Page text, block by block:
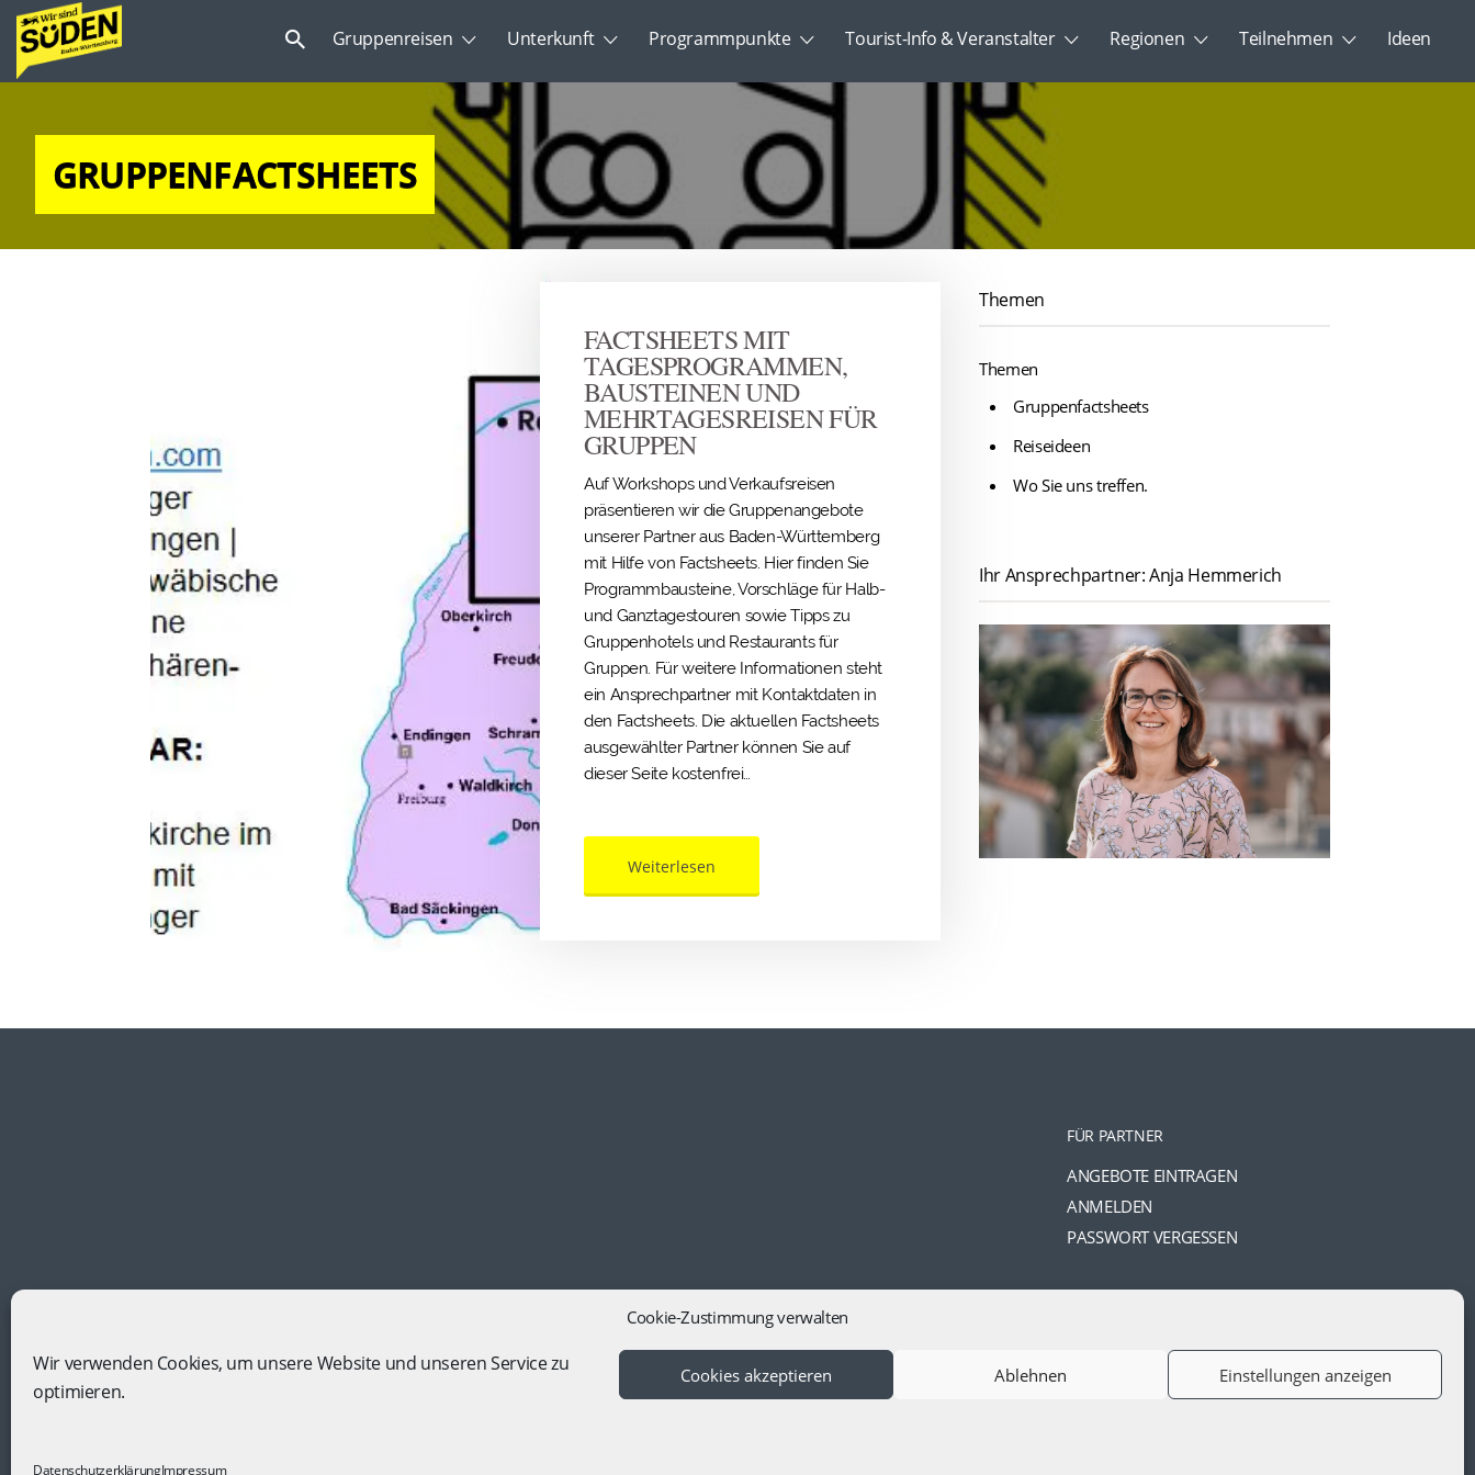
Cookie-Zustimmung verwalten
Wir verwenden Cookies, um unsere Website und unseren Service zu
optimieren.
Cookies akzeptieren Ablehnen Einstellungen anzeigen
DatenschutzerklärungImpressum
Gruppenreisen Unterkunft Programmpunkte Tourist-Info & Veranstalter Regionen Teilnehmen Ideen
Suchen
nach:
GRUPPENFACTSHEETS
FACTSHEETS MIT
TAGESPROGRAMMEN,
BAUSTEINEN UND
MEHRTAGESREISEN FÜR
GRUPPEN
Auf Workshops und Verkaufsreisen
präsentieren wir die Gruppenangebote
unserer Partner aus Baden-Württemberg
mit Hilfe von Factsheets. Hier finden Sie
Programmbausteine, Vorschläge für Halb-
und Ganztagestouren sowie Tipps zu
Gruppenhotels und Restaurants für
Gruppen. Für weitere Informationen steht
ein Ansprechpartner mit Kontaktdaten in
den Factsheets. Die aktuellen Factsheets
ausgewählter Partner können Sie auf
dieser Seite kostenfrei…
Weiterlesen
Themen
Themen
Gruppenfactsheets
Reiseideen
Wo Sie uns treffen.
Ihr Ansprechpartner: Anja Hemmerich
FÜR PARTNER
ANGEBOTE EINTRAGEN
ANMELDEN
PASSWORT VERGESSEN